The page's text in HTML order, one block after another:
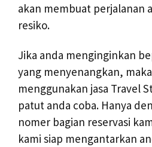
akan membuat perjalanan
resiko.
Jika anda menginginkan
yang menyenangkan,
menggunakan jasa Travel
patut anda coba. Hanya
nomer bagian reservasi
kami siap mengantarkan